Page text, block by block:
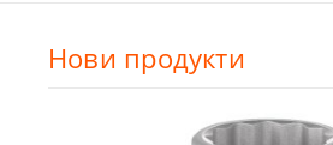
Нови продукти